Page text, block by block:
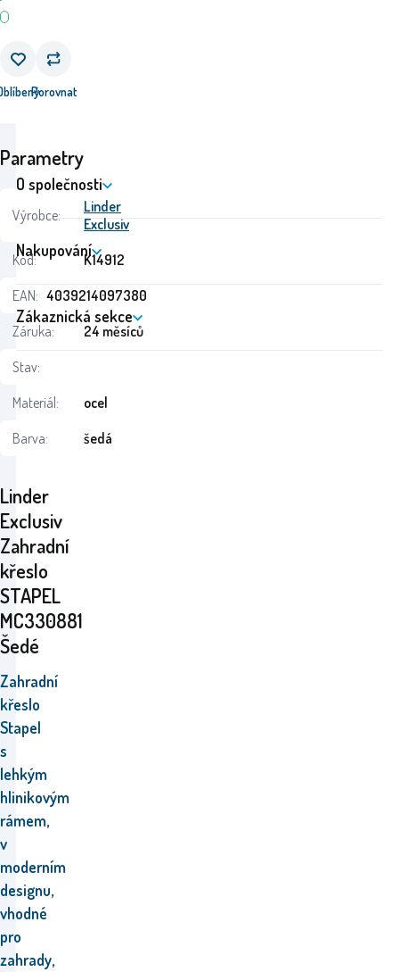
Porovnat
Linder
Exclusiv
Zahradní
křeslo
STAPEL
MC330881
Šedé
Zahradní
křeslo
Stapel
s
lehkým
hlinikovým
rámem,
v
moderním
designu,
vhodné
pro
zahrady,
Parametry
Výrobce:
Linder
Exclusiv
Kód:
K14912
EAN: 4039214097380
Záruka:
24 měsíců
Stav:
Materiál:
ocel
Barva:
šedá
O společnosti
Nakupování
Zákaznická sekce